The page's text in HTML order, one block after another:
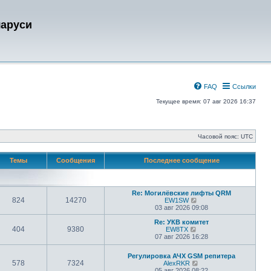
Ссылки
FAQ
Текущее время: 07 авг 2026 16:37
Часовой пояс: UTC
Темы Сообщения Последнее сообщение
824 14270
Re: Могилёвские лифты QRM
EW1SW
е
р
е
т
и
п
о
03 авг 2026 09:08
404 9380
Re: УКВ комитет
EW8TX
е
р
й
т
07 авг 2026 16:28
578 7324
Регулировка АЧХ GSM репитера
AlexRKR